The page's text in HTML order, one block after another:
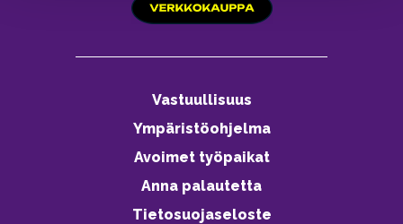
Vastuullisuus
Ympäristöohjelma
Avoimet työpaikat
Anna palautetta
Tietosuojaseloste